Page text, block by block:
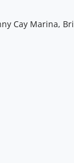
Cay Marina,